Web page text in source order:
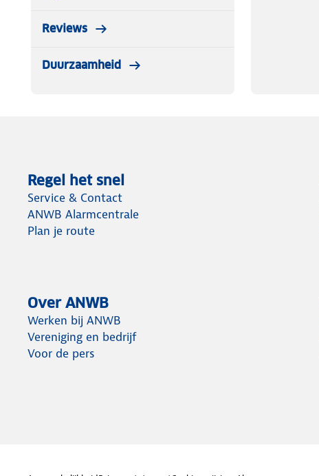
Reviews
Duurzaamheid
Regel het snel
Service & Contact
ANWB Alarmcentrale
Plan je route
Over ANWB
Werken bij ANWB
Vereniging en bedrijf
Voor de pers